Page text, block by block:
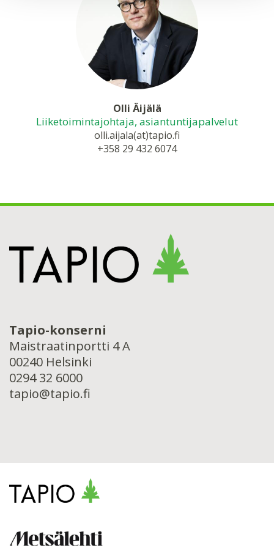
Olli Äijälä
Liiketoimintajohtaja, asiantuntijapalvelut
olli.aijala(at)tapio.fi
+358 29 432 6074
Tapio-konserni
Maistraatinportti 4 A
00240 Helsinki
0294 32 6000
tapio@tapio.fi